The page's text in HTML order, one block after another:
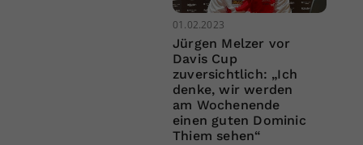
01.02.2023
Jürgen Melzer vor
Davis Cup
zuversichtlich: „Ich
denke, wir werden
am Wochenende
einen guten Dominic
Thiem sehen“